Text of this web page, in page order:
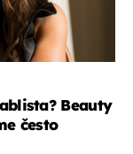
Beauty
često